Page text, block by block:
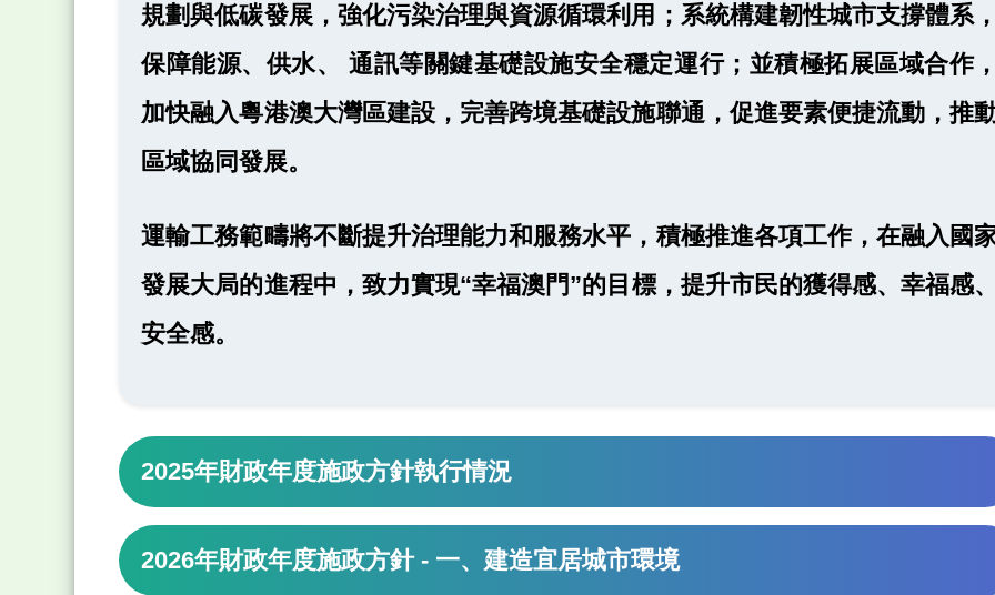
規劃與低碳發展，強化污染治理與資源循環利用；系統構建韌性城市支撐體系
保障能源、供水、 通訊等關鍵基礎設施安全穩定運行；並積極拓展區域合作
加快融入粵港澳大灣區建設，完善跨境基礎設施聯通，促進要素便捷流動，推
區域協同發展。
運輸工務範疇將不斷提升治理能力和服務水平，積極推進各項工作，在融入國
發展大局的進程中，致力實現“幸福澳門”的目標，提升市民的獲得感、幸福感
安全感。
2025年財政年度施政方針執行情況
2026年財政年度施政方針 - 一、建造宜居城市環境